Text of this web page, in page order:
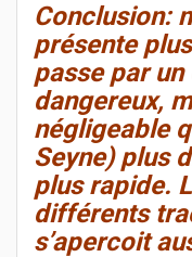
Conclusion:
présente
passe par
dangereux,
négligeable
Seyne) plus
plus rapide.
différents
s’apercoit